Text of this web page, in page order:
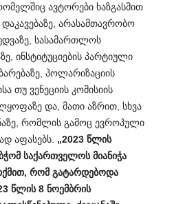
ავტორები ხაზგასმით
არასამთავრობო
სასამართლოს
ინსტიტუციების პარტიული
პოლარიზაციის
თუ ვენეციის კომისიის
და, მათი აზრით, სხვა
რომლის გამოც ევროპული
აფასებს. „2023 წლის
საქართველოს მიანიჭა
, რომ გატარდებოდა
წლის8 ნოემბრის